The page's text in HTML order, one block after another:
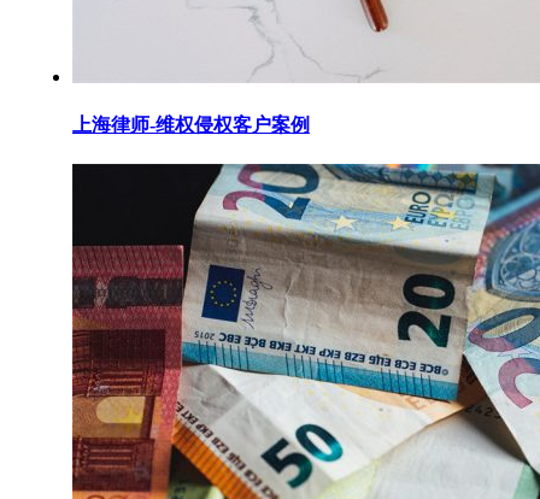
上海律师-维权侵权客户案例